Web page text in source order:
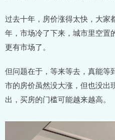
过去十年，房价涨得太快，大家
年，市场冷了下来，城市里空置
更有市场了。
但问题在于，等来等去，真能等
市的房价虽然没大涨，但也没出
出，买房的门槛可能越来越高。